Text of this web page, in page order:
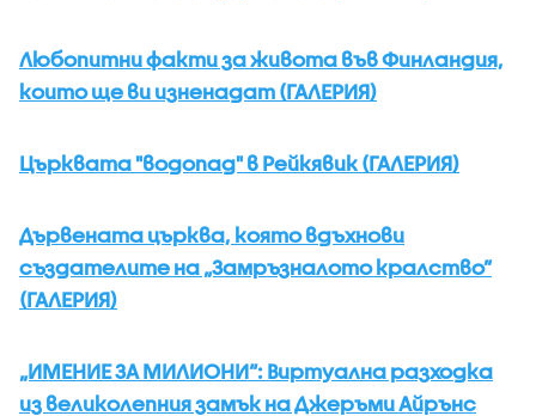
Любопитни факти за живота във Финландия,
които ще ви изненадат (ГАЛЕРИЯ)
Църквата "водопад" в Рейкявик (ГАЛЕРИЯ)
Дървената църква, която вдъхнови
създателите на „Замръзналото кралство”
(ГАЛЕРИЯ)
„ИМЕНИЕ ЗА МИЛИОНИ“: Виртуална разходка
из великолепния замък на Джеръми Айрънс